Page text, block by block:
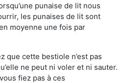
punaise de lit nous
les punaises de lit sont
moyenne une fois par
que cette bestiole n’est pas
ne peut ni voler et ni sauter.
fiez pas à ces